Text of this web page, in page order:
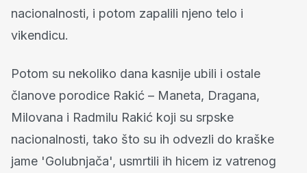
nacionalnosti, i potom zapalili njeno telo i
vikendicu.
Potom su nekoliko dana kasnije ubili i ostale
članove porodice Rakić – Maneta, Dragana,
Milovana i Radmilu Rakić koji su srpske
nacionalnosti, tako što su ih odvezli do kraške
jame 'Golubnjača', usmrtili ih hicem iz vatrenog